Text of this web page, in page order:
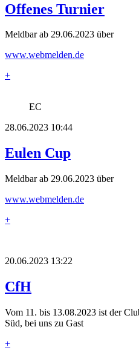
Offenes Turnier
Meldbar ab 29.06.2023 über
www.webmelden.de
+
EC
28.06.2023 10:44
Eulen Cup
Meldbar ab 29.06.2023 über
www.webmelden.de
+
20.06.2023 13:22
CfH
Vom 11. bis 13.08.2023 ist der
Süd, bei uns zu Gast
+